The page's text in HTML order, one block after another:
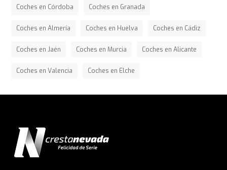
Coches en Córdoba Coches en Granada
Coches en Almería Coches en Huelva Coches en Cádiz
Coches en Jaén Coches en Murcia Coches en Alicante
Coches en Valencia Coches en Elche